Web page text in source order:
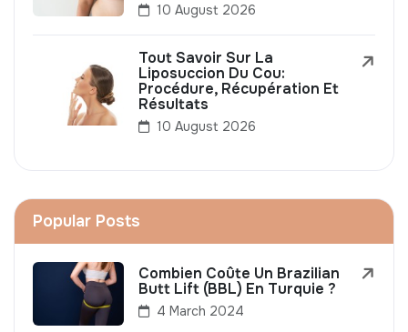
10 August 2026
Tout Savoir Sur La
Liposuccion Du Cou:
Procédure, Récupération Et
Résultats
10 August 2026
Popular Posts
Combien Coûte Un Brazilian
Butt Lift (BBL) En Turquie ?
4 March 2024